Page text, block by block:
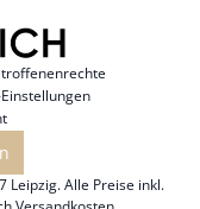
Leipzig. Alle Preise inkl.